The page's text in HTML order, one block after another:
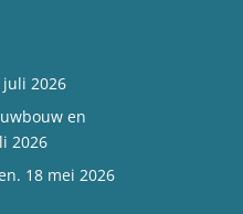
juli 2026
en
2026
18 mei 2026